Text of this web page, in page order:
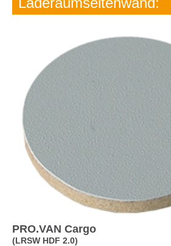
PRO.VAN Cargo
(LRSW HDF 2.0)